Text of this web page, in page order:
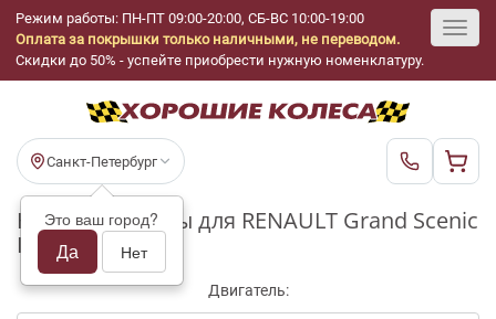
Режим работы: ПН-ПТ 09:00-20:00, СБ-ВС 10:00-19:00
Оплата за покрышки только наличными, не переводом.
Скидки до 50% - успейте приобрести нужную номенклатуру.
Санкт-Петербург
Это ваш город?
Да Нет
Купить бу шины для RENAULT Grand Scenic
II
Двигатель: